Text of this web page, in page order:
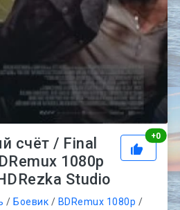
+0
счёт / Final
1080p
Studio
/ Боевик / BDRemux 1080p /